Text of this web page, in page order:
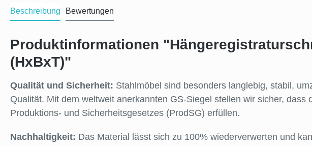
Beschreibung Bewertungen
Produktinformationen
(HxBxT)"
Qualität und Sicherheit: Stahlmöbel sind besonders langlebig, stabil,
Qualität. Mit dem weltweit anerkannten GS-Siegel stellen wir sicher,
Produktions- und Sicherheitsgesetzes (ProdSG) erfüllen.
Nachhaltigkeit: Das Material lässt sich zu 100% wiederverwerten und